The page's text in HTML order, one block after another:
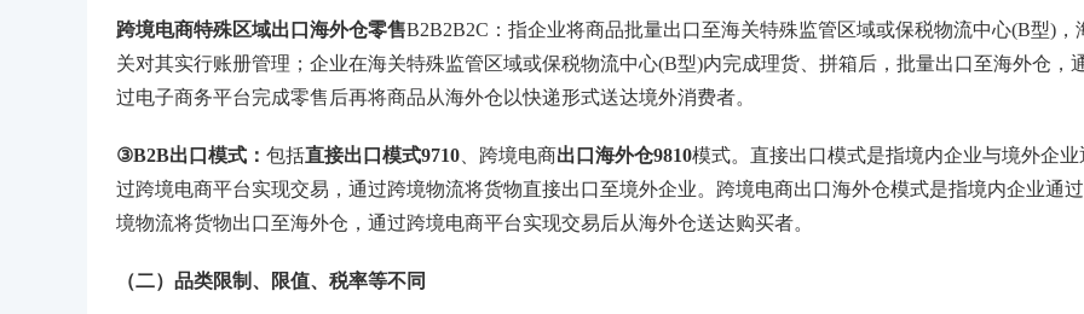
跨境电商特殊区域出口海外仓零售B2B2B2C：指企业将商品批量出口至海关特殊监管区域或保税物流中心(B型)，
关对其实行账册管理；企业在海关特殊监管区域或保税物流中心(B型)内完成理货、拼箱后，批量出口至海外仓，
过电子商务平台完成零售后再将商品从海外仓以快递形式送达境外消费者。
③B2B出口模式： 包括直接出口模式9710 、跨境电商出口海外仓9810模式。直接出口模式是指境内企业与境外企业
过跨境电商平台实现交易，通过跨境物流将货物直接出口至境外企业。跨境电商出口海外仓模式是指境内企业通
境物流将货物出口至海外仓，通过跨境电商平台实现交易后从海外仓送达购买者。
（二）品类限制、限值、税率等不同